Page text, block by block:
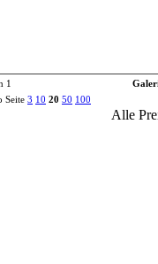
1
Seite 3 10 20 50 100
Alle